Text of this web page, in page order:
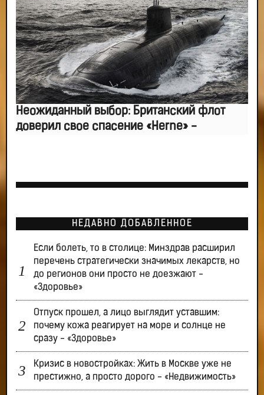
Неожиданный выбор: Британский флот
доверил свое спасение «Herne» -
НЕДАВНО ДОБАВЛЕННОЕ
Если болеть, то в столице: Минздрав расширил
перечень стратегически значимых лекарств, но
до регионов они просто не доезжают -
«Здоровье»
Отпуск прошел, а лицо выглядит уставшим:
почему кожа реагирует на море и солнце не
сразу - «Здоровье»
Кризис в новостройках: Жить в Москве уже не
престижно, а просто дорого - «Недвижимость»